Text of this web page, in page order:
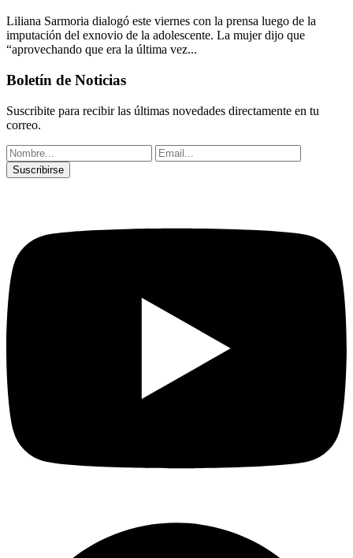
Liliana Sarmoria dialogó este viernes con la prensa luego de la
imputación del exnovio de la adolescente. La mujer dijo que
“aprovechando que era la última vez...
Boletín de Noticias
Suscribite para recibir las últimas novedades directamente en tu
correo.
Suscribirse